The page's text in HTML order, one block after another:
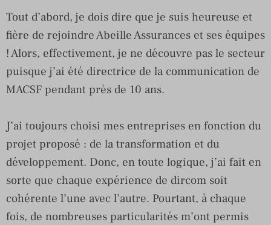
Tout d’abord, je dois dire que je suis heureuse et
fière de rejoindre Abeille Assurances et ses équipes
! Alors, effectivement, je ne découvre pas le secteur
puisque j’ai été directrice de la communication de
MACSF pendant près de 10 ans.
J’ai toujours choisi mes entreprises en fonction du
projet proposé : de la transformation et du
développement. Donc, en toute logique, j’ai fait en
sorte que chaque expérience de dircom soit
cohérente l’une avec l’autre. Pourtant, à chaque
fois, de nombreuses particularités m’ont permis